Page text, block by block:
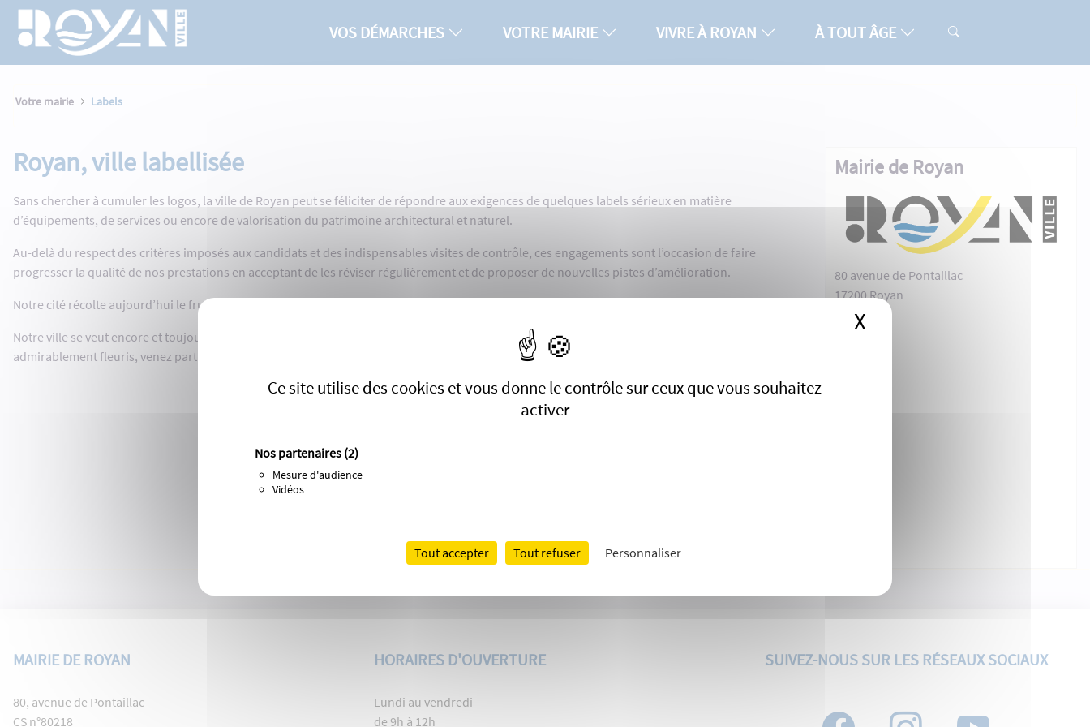
Panneau de gestion des cookies
Ce site utilise des cookies et vous donne le contrôle sur ceux que vous souhaitez
activer
Nos partenaires (2)
Mesure d'audience
Vidéos
Tout accepter Tout refuser Personnaliser
X Masquer le bandeau
Saut au contenu principal
Labels - Royan
VOS DÉMARCHES VOTRE MAIRIE VIVRE À ROYAN À TOUT ÂGE
Votre mairie Labels
Royan, ville labellisée
Sans chercher à cumuler les logos, la ville de Royan peut se féliciter de répondre aux exigences de quelques labels sérieux en matière
d’équipements, de services ou encore de valorisation du patrimoine architectural et naturel.
Au-delà du respect des critères imposés aux candidats et des indispensables visites de contrôle, ces engagements sont l’occasion de faire
progresser la qualité de nos prestations en acceptant de les réviser régulièrement et de proposer de nouvelles pistes d’amélioration.
Notre cité récolte aujourd’hui le fruit de son engagement et de ses efforts dans de nombreux domaines.
Notre ville se veut encore et toujours plus accessible et accueillante pour tous, royannais comme visiteurs. Au détour de parcs et de jardins
admirablement fleuris, venez partager l’histoire de l’architecture des années 50 tout en profitant de plages et de paysages d’exception.
Mairie de Royan
80 avenue de Pontaillac
17200 Royan
MAIRIE DE ROYAN
80, avenue de Pontaillac
CS n°80218
HORAIRES D'OUVERTURE
Lundi au vendredi
de 9h à 12h
SUIVEZ-NOUS SUR LES RÉSEAUX SOCIAUX